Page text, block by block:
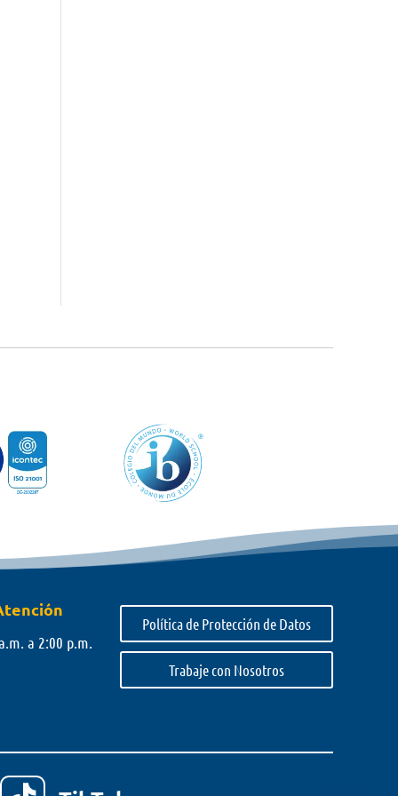
a 2:00 p.m.
Política de Protección de Datos
Trabaje con Nosotros